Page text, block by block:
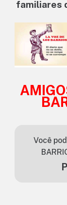
familiares
Você